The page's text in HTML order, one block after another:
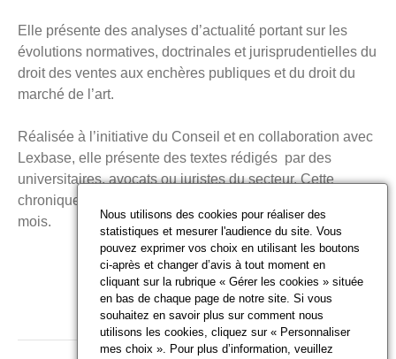
Elle présente des analyses d’actualité portant sur les
évolutions normatives, doctrinales et jurisprudentielles du
droit des ventes aux enchères publiques et du droit du
marché de l’art.
Réalisée à l’initiative du Conseil et en collaboration avec
Lexbase, elle présente des textes rédigés par des
universitaires, avocats ou juristes du secteur. Cette
chronique sera publiée à raison de 3 à 5 articles par
mois.
PUBLIÉ LE1 MARS 2022
Nous utilisons des cookies pour réaliser des
statistiques et mesurer l'audience du site. Vous
pouvez exprimer vos choix en utilisant les boutons
ci-après et changer d’avis à tout moment en
cliquant sur la rubrique « Gérer les cookies » située
en bas de chaque page de notre site. Si vous
souhaitez en savoir plus sur comment nous
utilisons les cookies, cliquez sur « Personnaliser
mes choix ». Pour plus d’information, veuillez